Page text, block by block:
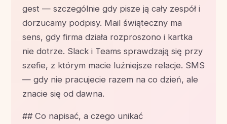
gest — szczególnie gdy pisze ją cały zespół i
dorzucamy podpisy. Mail świąteczny ma
sens, gdy firma działa rozproszono i kartka
nie dotrze. Slack i Teams sprawdzają się przy
szefie, z którym macie luźniejsze relacje. SMS
— gdy nie pracujecie razem na co dzień, ale
znacie się od dawna.
## Co napisać, a czego unikać